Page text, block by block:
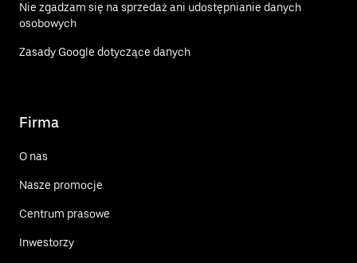
Nie zgadzam się na sprzedaż ani udostępnianie danych
osobowych
Zasady Google dotyczące danych
Firma
O nas
Nasze promocje
Centrum prasowe
Inwestorzy